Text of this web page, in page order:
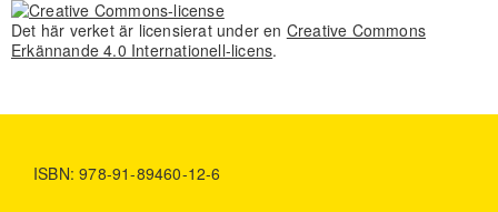
Det här verket är licensierat under en Creative Commons
Erkännande 4.0 Internationell-licens.
ISBN: 978-91-89460-12-6